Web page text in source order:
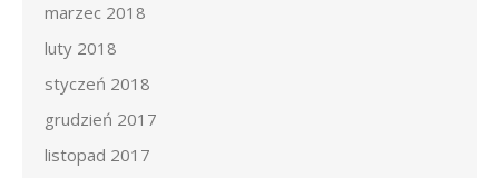
marzec 2018
luty 2018
styczeń 2018
grudzień 2017
listopad 2017